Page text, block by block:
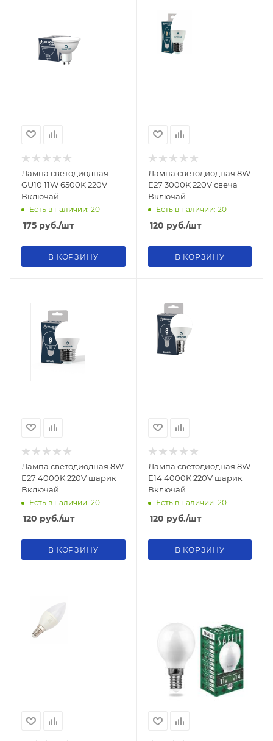
Лампа светодиодная
GU10 11W 6500K 220V
Включай
Есть в наличии: 20
175 руб./шт
В КОРЗИНУ
Лампа светодиодная 8W
E27 3000K 220V свеча
Включай
Есть в наличии: 20
120 руб./шт
В КОРЗИНУ
Лампа светодиодная 8W
E27 4000K 220V шарик
Включай
Есть в наличии: 20
120 руб./шт
В КОРЗИНУ
Лампа светодиодная 8W
E14 4000K 220V шарик
Включай
Есть в наличии: 20
120 руб./шт
В КОРЗИНУ